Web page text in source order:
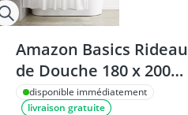
Amazon Basics Rideau
de Douche 180 x 200
cmdisponible immédiatement
livraison gratuite